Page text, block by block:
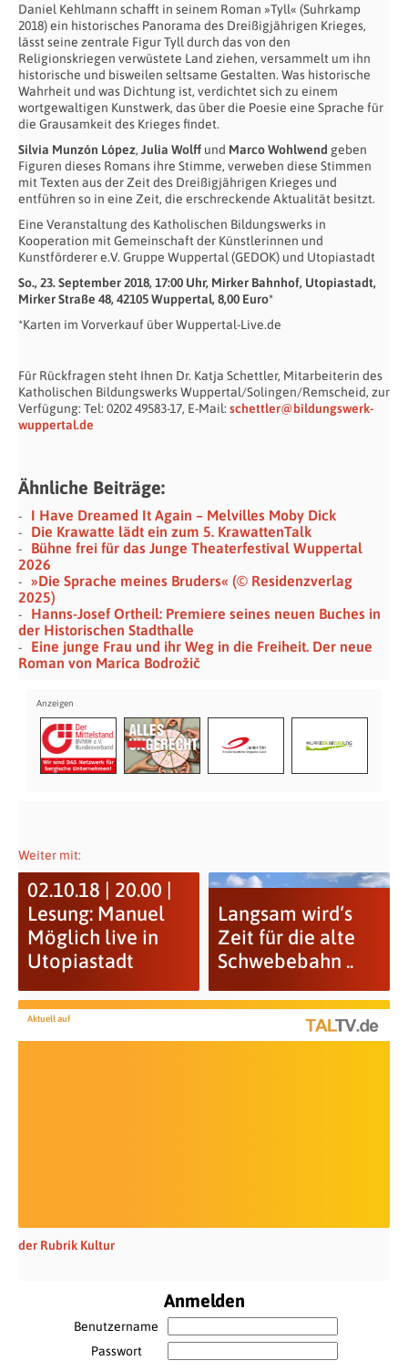
Daniel Kehlmann schafft in seinem Roman »Tyll« (Suhrkamp
2018) ein historisches Panorama des Dreißigjährigen Krieges,
lässt seine zentrale Figur Tyll durch das von den
Religionskriegen verwüstete Land ziehen, versammelt um ihn
historische und bisweilen seltsame Gestalten. Was historische
Wahrheit und was Dichtung ist, verdichtet sich zu einem
wortgewaltigen Kunstwerk, das über die Poesie eine Sprache für
die Grausamkeit des Krieges findet.
Silvia Munzón López, Julia Wolff und Marco Wohlwend geben
Figuren dieses Romans ihre Stimme, verweben diese Stimmen
mit Texten aus der Zeit des Dreißigjährigen Krieges und
entführen so in eine Zeit, die erschreckende Aktualität besitzt.
Eine Veranstaltung des Katholischen Bildungswerks in
Kooperation mit Gemeinschaft der Künstlerinnen und
Kunstförderer e.V. Gruppe Wuppertal (GEDOK) und Utopiastadt
So., 23. September 2018, 17:00 Uhr, Mirker Bahnhof, Utopiastadt,
Mirker Straße 48, 42105 Wuppertal, 8,00 Euro*
*Karten im Vorverkauf über Wuppertal-Live.de
Für Rückfragen steht Ihnen Dr. Katja Schettler, Mitarbeiterin des
Katholischen Bildungswerks Wuppertal/Solingen/Remscheid, zur
Verfügung: Tel: 0202 49583-17, E-Mail: schettler@bildungswerk-
wuppertal.de
Ähnliche Beiträge:
I Have Dreamed It Again – Melvilles Moby Dick
Die Krawatte lädt ein zum 5. KrawattenTalk
Bühne frei für das Junge Theaterfestival Wuppertal
2026
»Die Sprache meines Bruders« (© Residenzverlag
2025)
Hanns-Josef Ortheil: Premiere seines neuen Buches in
der Historischen Stadthalle
Eine junge Frau und ihr Weg in die Freiheit. Der neue
Roman von Marica Bodrožič
Weiter mit:
02.10.18 | 20.00 |
Lesung: Manuel
Möglich live in
Utopiastadt
Langsam wird‘s
Zeit für die alte
Schwebebahn ..
Aktuell auf
der Rubrik Kultur
Anmelden
Benutzername
Passwort